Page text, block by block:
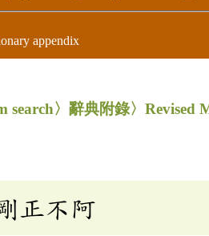
appendix
search〉辭典附錄〉Revised
正不阿